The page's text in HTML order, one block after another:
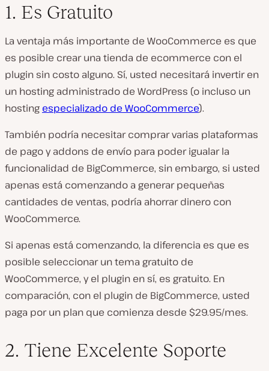
1. Es Gratuito
La ventaja más importante de WooCommerce es que
es posible crear una tienda de ecommerce con el
plugin sin costo alguno. Sí, usted necesitará invertir en
un hosting administrado de WordPress (o incluso un
hosting especializado de WooCommerce).
También podría necesitar comprar varias plataformas
de pago y addons de envío para poder igualar la
funcionalidad de BigCommerce, sin embargo, si usted
apenas está comenzando a generar pequeñas
cantidades de ventas, podría ahorrar dinero con
WooCommerce.
Si apenas está comenzando, la diferencia es que es
posible seleccionar un tema gratuito de
WooCommerce, y el plugin en sí, es gratuito. En
comparación, con el plugin de BigCommerce, usted
paga por un plan que comienza desde $29.95/mes.
2. Tiene Excelente Soporte